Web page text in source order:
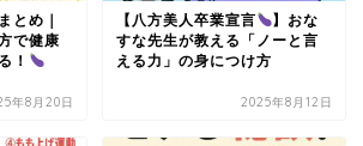
とめ｜
で健康
！
年8月20日
【八方美人卒業宣言
】おな
すな先生が教える「ノーと言
える力」の身につけ方
2025年8月12日